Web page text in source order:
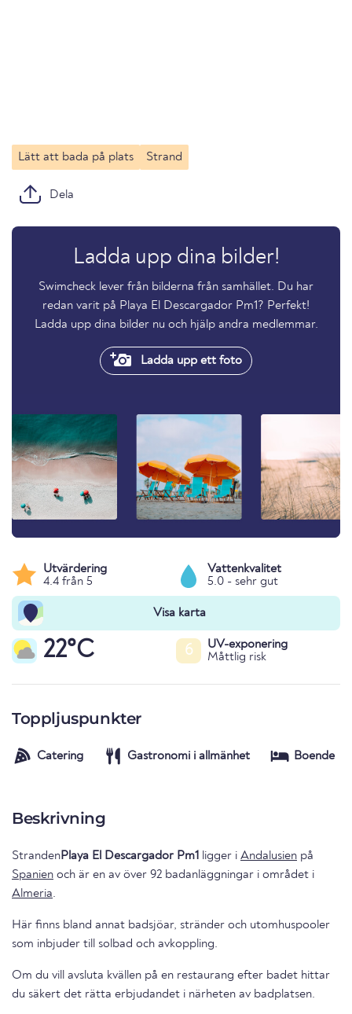
Lätt att bada på plats Strand
Dela
Ladda upp dina bilder!
Swimcheck lever från bilderna från samhället. Du har
redan varit på Playa El Descargador Pm1? Perfekt!
Ladda upp dina bilder nu och hjälp andra medlemmar.
Ladda upp ett foto
Utvärdering
4.4 från 5
Vattenkvalitet
5.0 - sehr gut
Visa karta
22°C 6
UV-exponering
Måttlig risk
Toppljuspunkter
Catering Gastronomi i allmänhet Boende
Beskrivning
Stranden Playa El Descargador Pm1 ligger i Andalusien på
Spanien och är en av över 92 badanläggningar i området i
Almeria.
Här finns bland annat badsjöar, stränder och utomhuspooler
som inbjuder till solbad och avkoppling.
Om du vill avsluta kvällen på en restaurang efter badet hittar
du säkert det rätta erbjudandet i närheten av badplatsen.